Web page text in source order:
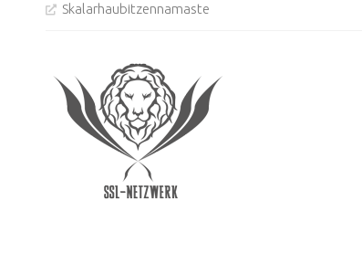
Skalarhaubitzennamaste